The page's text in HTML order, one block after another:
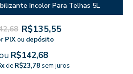
Incolor Para Telhas 5L
R$135,55
PIXou depósito
R$142,68
de R$23,78 sem juros